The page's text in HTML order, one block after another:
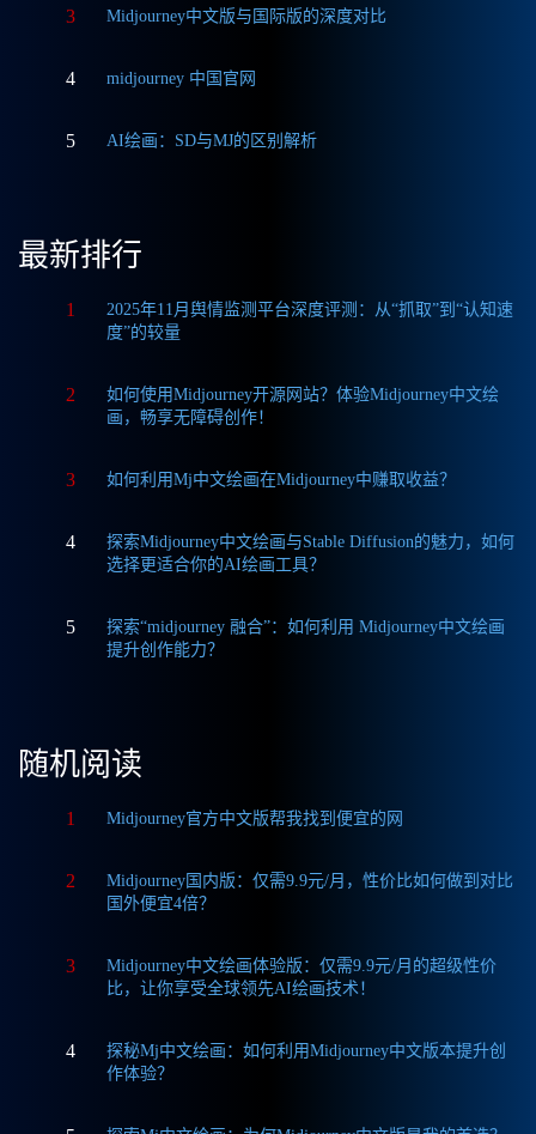
3 Midjourney中文版与国际版的深度对比
4 midjourney 中国官网
5 AI绘画：SD与MJ的区别解析
最新排行
1
2025年11月舆情监测平台深度评测：从“抓取”到“认知速
度”的较量
2
如何使用Midjourney开源网站？体验Midjourney中文绘
画，畅享无障碍创作！
3 如何利用Mj中文绘画在Midjourney中赚取收益？
4
探索Midjourney中文绘画与Stable Diffusion的魅力，如何
选择更适合你的AI绘画工具？
5
探索“midjourney 融合”：如何利用 Midjourney中文绘画
提升创作能力？
随机阅读
1 Midjourney官方中文版帮我找到便宜的网
2
Midjourney国内版：仅需9.9元/月，性价比如何做到对比
国外便宜4倍？
3
Midjourney中文绘画体验版：仅需9.9元/月的超级性价
比，让你享受全球领先AI绘画技术！
4
探秘Mj中文绘画：如何利用Midjourney中文版本提升创
作体验？